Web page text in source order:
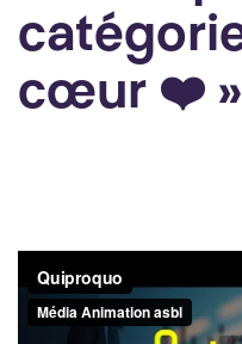
cœur ❤️ »